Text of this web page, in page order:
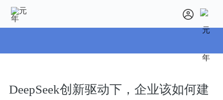
DeepSeek创新驱动下，企业该如何建